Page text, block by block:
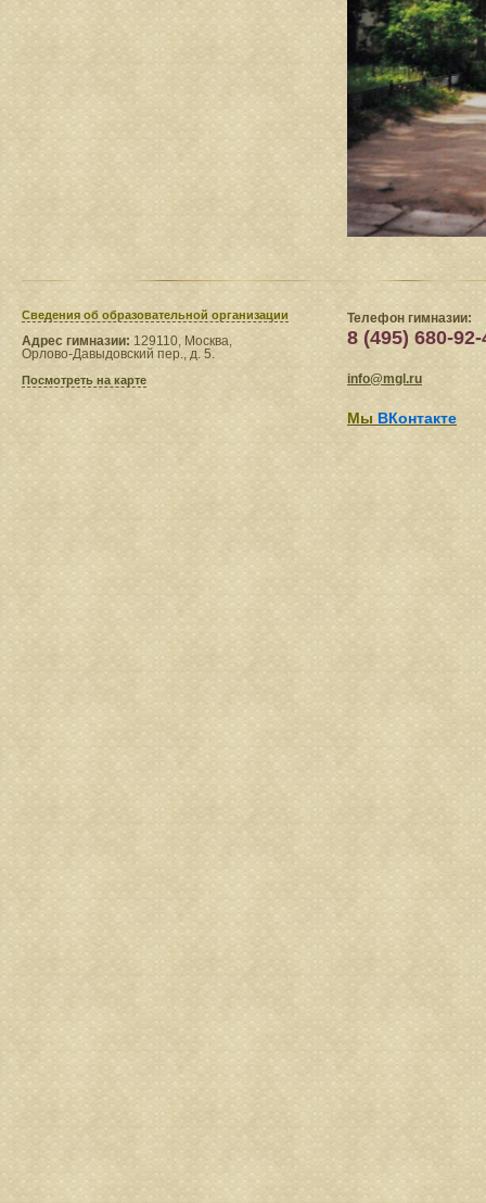
Сведения​ об образовательной организации
Адрес гимназии: 129110, Москва,
Орлово-Давыдовский пер., д. 5.
Посмотреть на карте
Телефон гимназии:
8 (495) 680-92-
info@mgl.ru
Мы ВКонтакте